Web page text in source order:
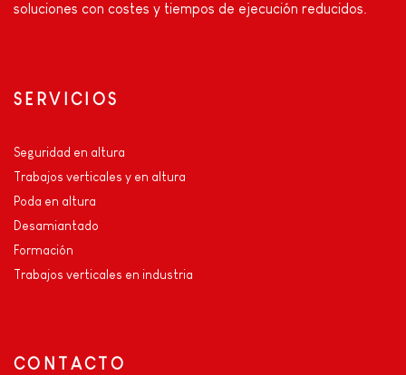
soluciones con costes y tiempos de ejecución reducidos.
SERVICIOS
Seguridad en altura
Trabajos verticales y en altura
Poda en altura
Desamiantado
Formación
Trabajos verticales en industria
CONTACTO